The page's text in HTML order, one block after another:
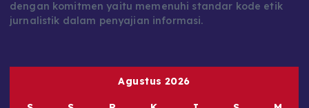
jurnalistik dalam penyajian informasi.
Agustus 2026